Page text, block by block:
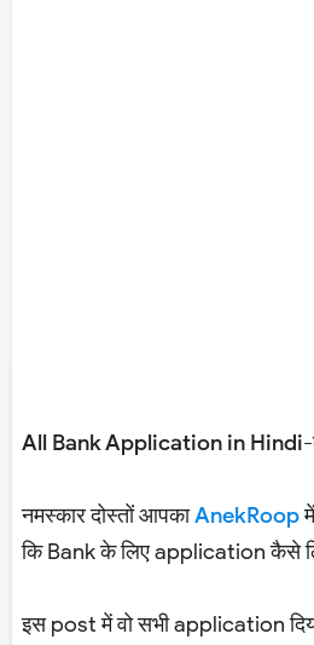
All Bank Application in Hindi-
नमस्कार दोस्तों आपकाAnekRoop
कि Bank के लिए application कैसे
इस post में वो सभी application